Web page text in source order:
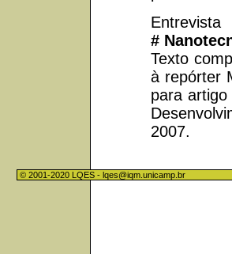
Entrevista
#
Texto
à repórter
para artigo
2007.
© 2001-2020 LQES - lqes@iqm.unicamp.br